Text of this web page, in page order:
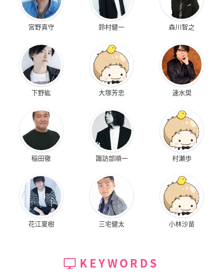
宮野真守 鈴村健一 森川智之
下野紘 大塚芳忠 速水奨
稲田徹 諏訪部順一 村瀬歩
花江夏樹 三宅健太 小林沙苗
KEYWORDS